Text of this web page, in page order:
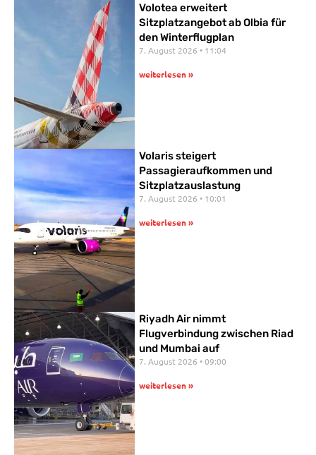
Volotea erweitert
Sitzplatzangebot ab Olbia für
den Winterflugplan
7. August 2026 11:04
weiterlesen »
Volaris steigert
Passagieraufkommen und
Sitzplatzauslastung
7. August 2026 10:01
weiterlesen »
Riyadh Air nimmt
Flugverbindung zwischen Riad
und Mumbai auf
7. August 2026 09:00
weiterlesen »